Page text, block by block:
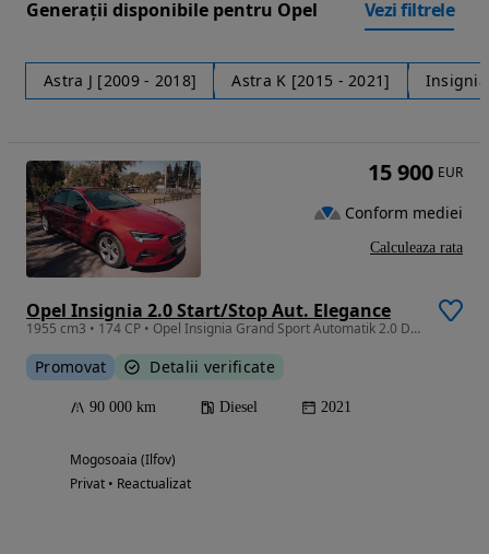
Generații disponibile pentru Opel Vezi filtrele
Astra J [2009 - 2018] Astra K [2015 - 2021]
Opel Insignia 2.0 Start/Stop Aut. Elegance
1955 cm3 • 174 CP • Opel Insignia Grand Sport Automatik 2.0 Diesel 174 CP – 90.000 km
Promovat Detalii verificate
90 000 km Diesel 2021
Mogosoaia (Ilfov)
Privat • Reactualizat
15 900 EUR
Conform mediei
Calculeaza rata